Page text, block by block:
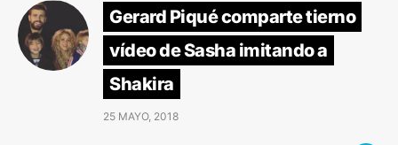
Gerard Piqué comparte tierno
vídeo de Sasha imitando a
Shakira
25 MAYO, 2018